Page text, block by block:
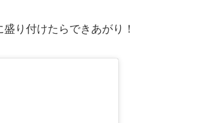
り付けたらできあがり！